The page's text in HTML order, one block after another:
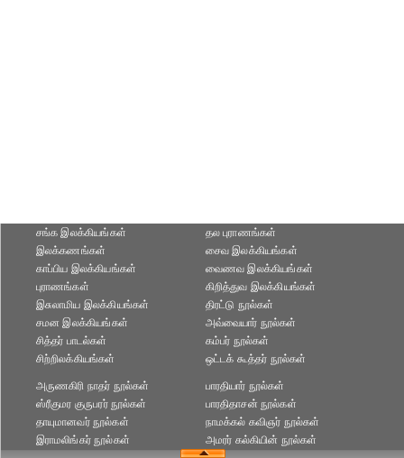
சங்க இலக்கியங்கள்
இலக்கணங்கள்
காப்பிய இலக்கியங்கள்
புராணங்கள்
தல புராணங்கள்
சைவ இலக்கியங்கள்
வைணவ இலக்கியங்கள்
கிறித்துவ இலக்கியங்கள்
இசுலாமிய இலக்கியங்கள்
சமன இலக்கியங்கள்
சித்தர் பாடல்கள்
சிற்றிலக்கியங்கள்
திரட்டு நூல்கள்
அவ்வையார் நூல்கள்
கம்பர் நூல்கள்
ஒட்டக் கூத்தர் நூல்கள்
அருணகிரி நாதர் நூல்கள்
ஸ்ரீகுமர குருபரர் நூல்கள்
தாயுமானவர் நூல்கள்
இராமலிங்கர் நூல்கள்
பாரதியார் நூல்கள்
பாரதிதாசன் நூல்கள்
நாமக்கல் கவிஞர் நூல்கள்
அமரர் கல்கியின் நூல்கள்